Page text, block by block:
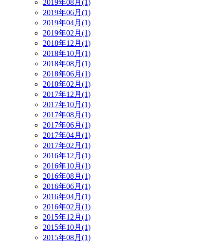
2019年08月(1)
2019年06月(1)
2019年04月(1)
2019年02月(1)
2018年12月(1)
2018年10月(1)
2018年08月(1)
2018年06月(1)
2018年02月(1)
2017年12月(1)
2017年10月(1)
2017年08月(1)
2017年06月(1)
2017年04月(1)
2017年02月(1)
2016年12月(1)
2016年10月(1)
2016年08月(1)
2016年06月(1)
2016年04月(1)
2016年02月(1)
2015年12月(1)
2015年10月(1)
2015年08月(1)